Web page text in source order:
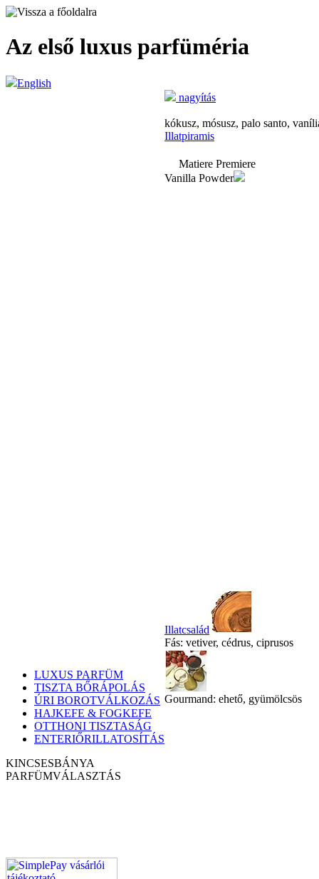
Az első luxus parfüméria
English
LUXUS PARFÜM
TISZTA BŐRÁPOLÁS
ÚRI BOROTVÁLKOZÁS
HAJKEFE & FOGKEFE
OTTHONI TISZTASÁG
ENTERIŐRILLATOSÍTÁS
KINCSESBÁNYA
PARFÜMVÁLASZTÁS
nagyítás
kókusz, mósusz, palo santo,
Illatpiramis
Matiere Premiere
Vanilla Powder
Illatcsalád
Fás: vetiver, cédrus, ciprusos
Gourmand: ehető, gyümölcsös